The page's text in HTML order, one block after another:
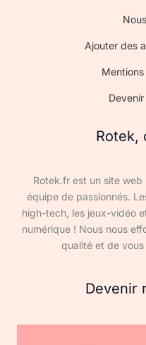
Ajouter des
Rotek,
Rotek.fr est un site web
équipe de passionnés.
high-tech, les jeux-vidéo
numérique ! Nous nous
qualité et de
Devenir